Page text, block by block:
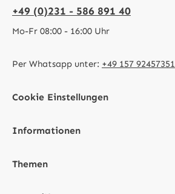
+49 (0)231 - 586 891 40
Mo-Fr 08:00 - 16:00 Uhr
Per Whatsapp unter: +49 157 92457351
Cookie Einstellungen
Informationen
Themen